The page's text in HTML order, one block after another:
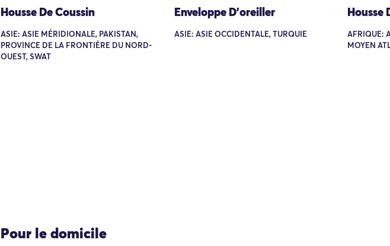
Housse De Coussin
ASIE: ASIE MÉRIDIONALE, PAKISTAN,
PROVINCE DE LA FRONTIÈRE DU NORD-
OUEST, SWAT
Enveloppe D’oreiller
ASIE: ASIE OCCIDENTALE, TURQUIE
Housse
AFRIQUE:
MOYEN
Pour le domicile